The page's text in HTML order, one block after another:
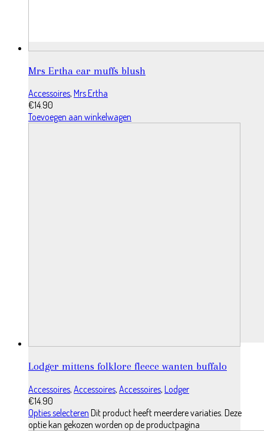
Mrs Ertha ear muffs blush
Accessoires, Mrs Ertha
€14.90
Toevoegen aan winkelwagen
Lodger mittens folklore fleece wanten buffalo
Accessoires, Accessoires, Accessoires, Lodger
€14.90
Opties selecteren Dit product heeft meerdere variaties. Deze
optie kan gekozen worden op de productpagina